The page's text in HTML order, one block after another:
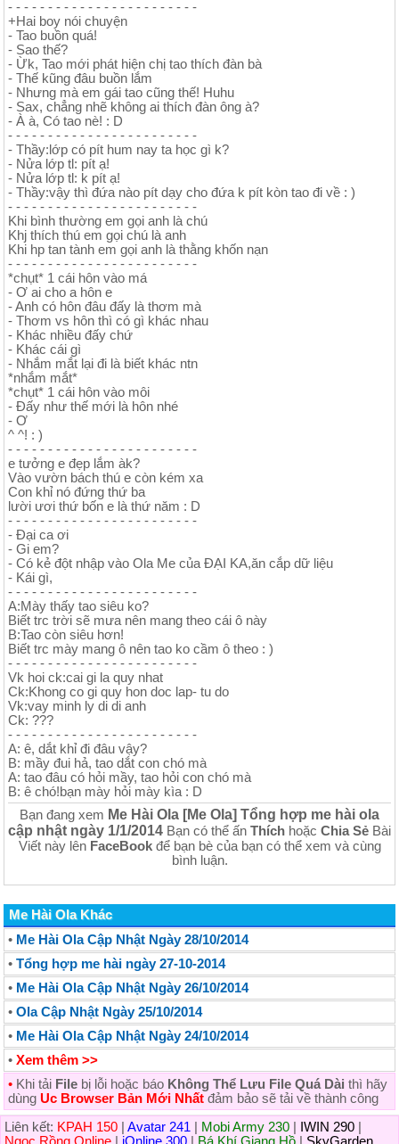
- - - - - - - - - - - - - - - - - - - - - - - -
+Hai boy nói chuyện
- Tao buồn quá!
- Sao thế?
- Ừk, Tao mới phát hiện chị tao thích đàn bà
- Thế kũng đâu buồn lắm
- Nhưng mà em gái tao cũng thế! Huhu
- Sax, chẳng nhẽ không ai thích đàn ông à?
- À à, Có tao nè! : D
- - - - - - - - - - - - - - - - - - - - - - - -
- Thầy:lớp có pít hum nay ta học gì k?
- Nửa lớp tl: pít ạ!
- Nửa lớp tl: k pít ạ!
- Thầy:vậy thì đứa nào pít dạy cho đứa k pít kòn tao đi về : )
- - - - - - - - - - - - - - - - - - - - - - - -
Khi bình thường em gọi anh là chú
Khj thích thú em gọi chú là anh
Khi hp tan tành em gọi anh là thằng khốn nạn
- - - - - - - - - - - - - - - - - - - - - - - -
*chụt* 1 cái hôn vào má
- Ơ ai cho a hôn e
- Anh có hôn đâu đấy là thơm mà
- Thơm vs hôn thì có gì khác nhau
- Khác nhiều đấy chứ
- Khác cái gì
- Nhắm mắt lại đi là biết khác ntn
*nhắm mắt*
*chụt* 1 cái hôn vào môi
- Đấy như thế mới là hôn nhé
- Ơ
^ ^! : )
- - - - - - - - - - - - - - - - - - - - - - - -
e tưởng e đẹp lắm àk?
Vào vườn bách thú e còn kém xa
Con khỉ nó đứng thứ ba
lười ươi thứ bốn e là thứ năm : D
- - - - - - - - - - - - - - - - - - - - - - - -
- Đại ca ơi
- Gi em?
- Có kẻ đột nhập vào Ola Me của ĐẠI KA,ăn cắp dữ liệu
- Kái gì,
- - - - - - - - - - - - - - - - - - - - - - - -
A:Mày thấy tao siêu ko?
Biết trc trời sẽ mưa nên mang theo cái ô này
B:Tao còn siêu hơn!
Biết trc mày mang ô nên tao ko cầm ô theo : )
- - - - - - - - - - - - - - - - - - - - - - - -
Vk hoi ck:cai gi la quy nhat
Ck:Khong co gi quy hon doc lap- tu do
Vk:vay minh ly di di anh
Ck: ???
- - - - - - - - - - - - - - - - - - - - - - - -
A: ê, dắt khỉ đi đâu vậy?
B: mầy đui hả, tao dắt con chó mà
A: tao đâu có hỏi mầy, tao hỏi con chó mà
B: ê chó!bạn mày hỏi mày kìa : D
Bạn đang xem Me Hài Ola [Me Ola] Tổng hợp me hài ola
cập nhật ngày 1/1/2014 Bạn có thể ấn Thích hoặc Chia Sẻ Bài
Viết này lên FaceBookđể bạn bè của bạn có thể xem và cùng
bình luận.
Me Hài Ola Khác
• Me Hài Ola Cập Nhật Ngày 28/10/2014
• Tổng hợp me hài ngày 27-10-2014
• Me Hài Ola Cập Nhật Ngày 26/10/2014
• Ola Cập Nhật Ngày 25/10/2014
• Me Hài Ola Cập Nhật Ngày 24/10/2014
• Xem thêm >>
• Khi tải File bị lỗi hoặc báo Không Thể Lưu File Quá Dài thì hãy
dùng Uc Browser Bản Mới Nhất đảm bảo sẽ tải về thành công
Liên kết: KPAH 150 Avatar 241 Mobi Army 230 IWIN 290